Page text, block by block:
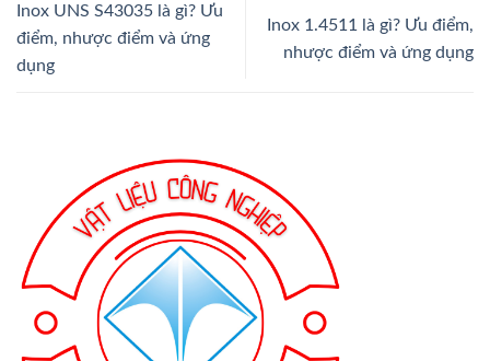
Inox UNS S43035 là gì? Ưu
điểm, nhược điểm và ứng
dụng
Inox 1.4511 là gì? Ưu điểm,
nhược điểm và ứng dụng